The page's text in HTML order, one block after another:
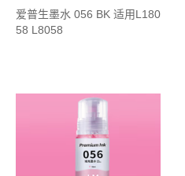
爱普生墨水 056 BK 适用L180
58 L8058